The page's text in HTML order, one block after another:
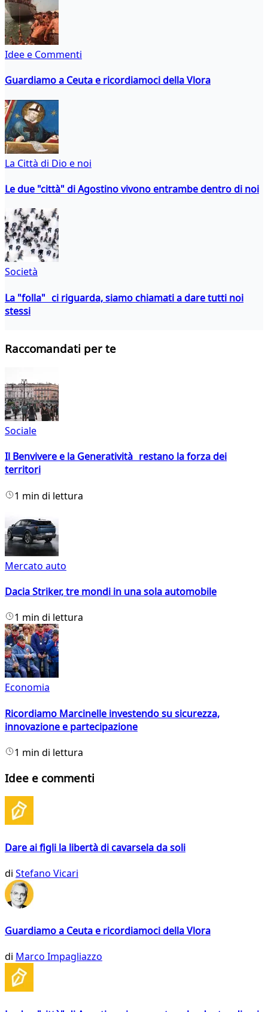
Idee e Commenti
Guardiamo a Ceuta e ricordiamoci della Vlora
La Città di Dio e noi
Le due "città" di Agostino vivono entrambe dentro di noi
Società
La "folla" ci riguarda, siamo chiamati a dare tutti noi
stessi
Raccomandati per te
Sociale
Il Benvivere e la Generatività restano la forza dei
territori
1 min di lettura
Mercato auto
Dacia Striker, tre mondi in una sola automobile
1 min di lettura
Economia
Ricordiamo Marcinelle investendo su sicurezza,
innovazione e partecipazione
1 min di lettura
Idee e commenti
Dare ai figli la libertà di cavarsela da soli
di Stefano Vicari
Guardiamo a Ceuta e ricordiamoci della Vlora
di Marco Impagliazzo